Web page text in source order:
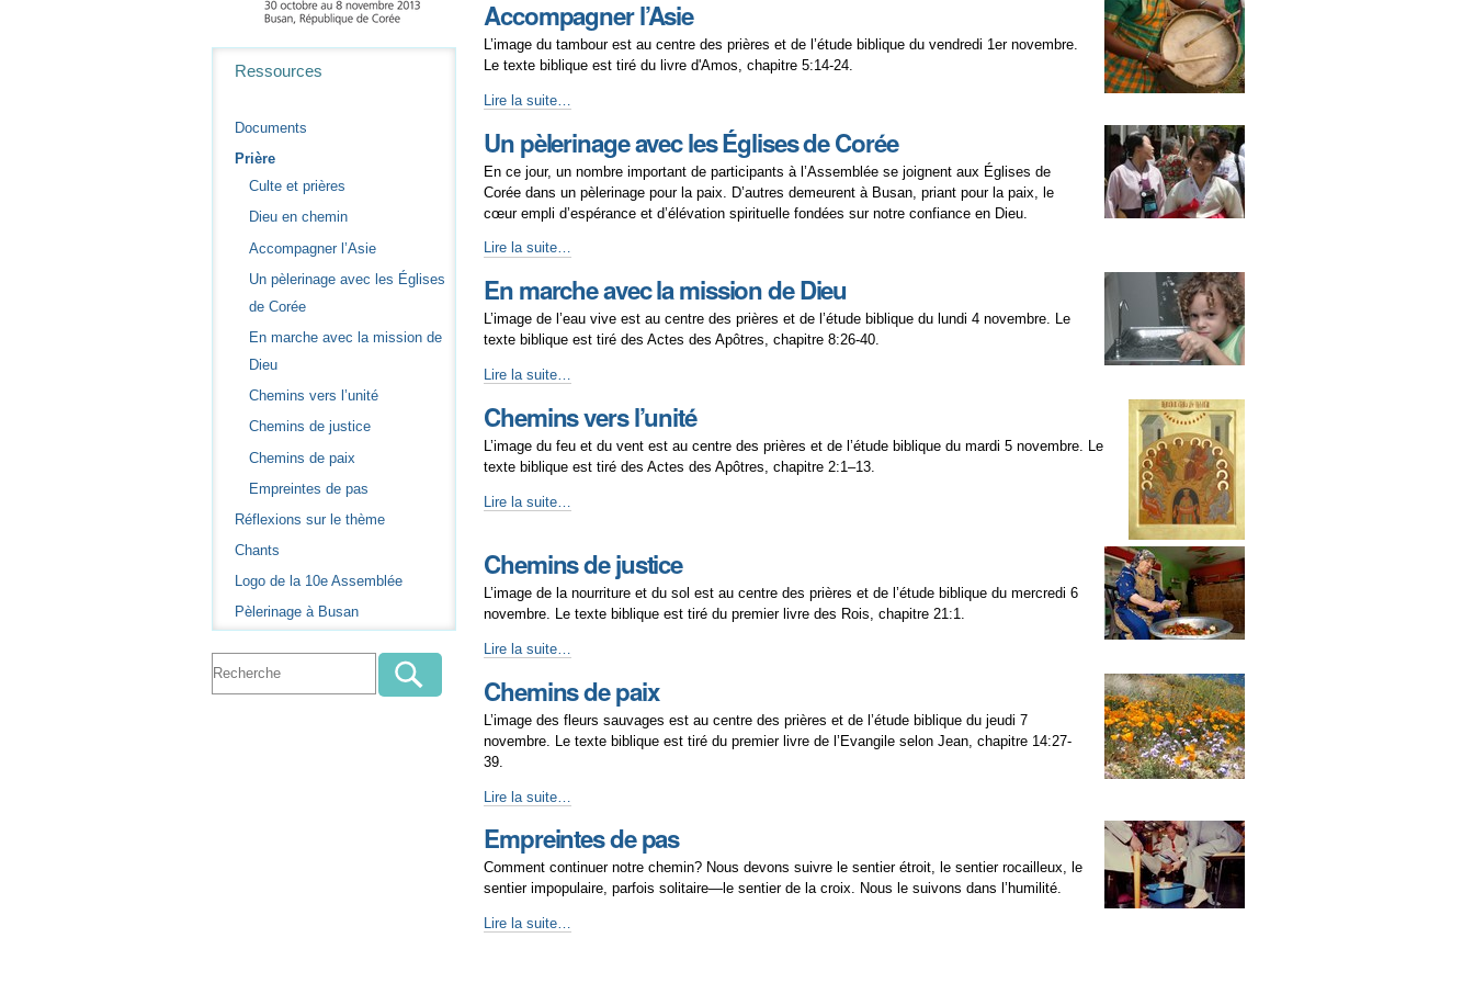
chemin
Accompagner l’Asie
L’image du tambour est au centre des prières et de l’étude biblique du vendredi 1er novembre.
Le texte biblique est tiré du livre d'Amos, chapitre 5:14-24.
Accompagner
Lire la suite…
Un pèlerinage avec les Églises de Corée
En ce jour, un nombre important de participants à l’Assemblée se joignent aux Églises de
Corée dans un pèlerinage pour la paix. D’autres demeurent à Busan, priant pour la paix, le
cœur empli d’espérance et d’élévation spirituelle fondées sur notre confiance en Dieu.
Un
avec
les
Églises
Corée
Lire la suite…
En marche avec la mission de Dieu
L’image de l’eau vive est au centre des prières et de l’étude biblique du lundi 4 novembre. Le
texte biblique est tiré des Actes des Apôtres, chapitre 8:26-40.
En
avec
mission
Dieu
Lire la suite…
Chemins vers l’unité
L’image du feu et du vent est au centre des prières et de l’étude biblique du mardi 5 novembre. Le
texte biblique est tiré des Actes des Apôtres, chapitre 2:1–13.
Chemins
-
Lire la suite…
Chemins de justice
L’image de la nourriture et du sol est au centre des prières et de l’étude biblique du mercredi 6
novembre. Le texte biblique est tiré du premier livre des Rois, chapitre 21:1.
Chemins
justice
Lire la suite…
Chemins de paix
L’image des fleurs sauvages est au centre des prières et de l’étude biblique du jeudi 7
novembre. Le texte biblique est tiré du premier livre de l’Evangile selon Jean, chapitre 14:27-
39.
Chemins
paix
-
Lire la suite…
Empreintes de pas
Comment continuer notre chemin? Nous devons suivre le sentier étroit, le sentier rocailleux, le
sentier impopulaire, parfois solitaire—le sentier de la croix. Nous le suivons dans l’humilité.
Empreintes
Lire la suite…
Ressources
Documents
Prière
Culte et prières
Dieu en chemin
Accompagner l’Asie
Un pèlerinage avec les Églises
de Corée
En marche avec la mission de
Dieu
Chemins vers l’unité
Chemins de justice
Chemins de paix
Empreintes de pas
Réflexions sur le thème
Chants
Logo de la 10e Assemblée
Pèlerinage à Busan